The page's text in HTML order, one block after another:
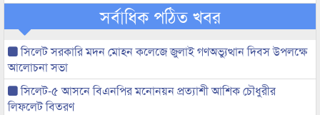
সর্বাধিক পঠিত খবর
সিলেট সরকারি মদন মোহন কলেজে জুলাই গণঅভ্যুত্থান দিবস উপলক্ষে
আলোচনা সভা
সিলেট-৫ আসনে বিএনপির মনোনয়ন প্রত্যাশী আশিক চৌধুরীর
লিফলেট বিতরণ